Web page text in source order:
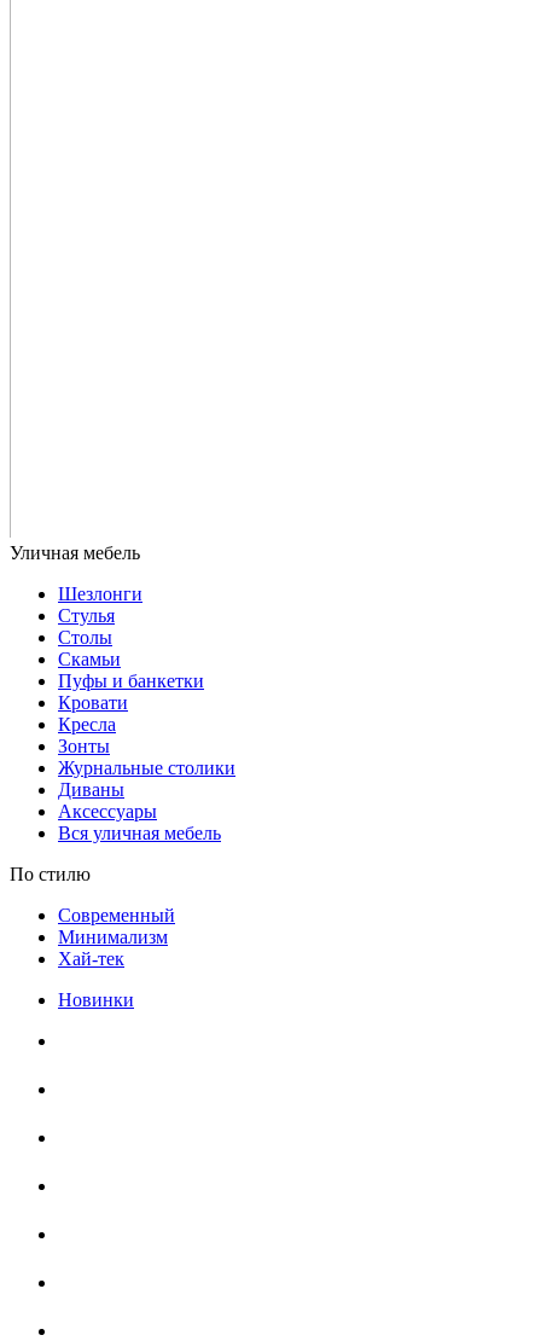
Шезлонги
Стулья
Столы
Скамьи
Пуфы и банкетки
Кровати
Кресла
Зонты
Журнальные столики
Диваны
Аксессуары